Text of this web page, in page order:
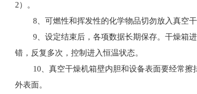
2）。
8、可燃性和挥发性的化学物品切勿放入真空干
9、设定结束后，各项数据长期保存。干燥箱进
错，反复多次，控制进入恒温状态。
10、真空干燥机箱壁内胆和设备表面要经常擦
外表面。